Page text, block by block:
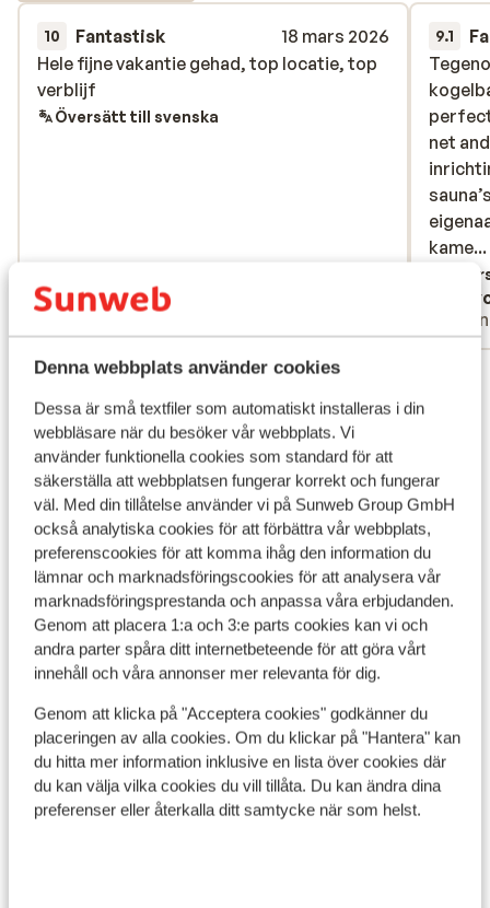
Denna webbplats använder cookies
Dessa är små textfiler som automatiskt installeras i din
webbläsare när du besöker vår webbplats. Vi
använder funktionella cookies som standard för att
säkerställa att webbplatsen fungerar korrekt och fungerar
väl. Med din tillåtelse använder vi på Sunweb Group GmbH
också analytiska cookies för att förbättra vår webbplats,
preferenscookies för att komma ihåg den information du
lämnar och marknadsföringscookies för att analysera vår
marknadsföringsprestanda och anpassa våra erbjudanden.
Genom att placera 1:a och 3:e parts cookies kan vi och
andra parter spåra ditt internetbeteende för att göra vårt
innehåll och våra annonser mer relevanta för dig.
Genom att klicka på "Acceptera cookies" godkänner du
placeringen av alla cookies. Om du klickar på "Hantera" kan
du hitta mer information inklusive en lista över cookies där
du kan välja vilka cookies du vill tillåta. Du kan ändra dina
preferenser eller återkalla ditt samtycke när som helst.
10 Fantastisk
18 mars 2026
Hele fijne vakantie gehad, top locatie, top
verblijf
Hele fijne vakantie gehad, top locatie, top
verblijf
Översätt till svenska
Anonym
9.1
net
net
kame...
Visa alla 19 omdömen
Läge
Visa på karta
I området
Avstånd till flygplats salzburg ca 90 km
Avstånd till tågstation zell am see ca 20 km
Avstånd till pist ca 20 m
Avstånd till längdåkningsspår ca 250 m: ca 4 km